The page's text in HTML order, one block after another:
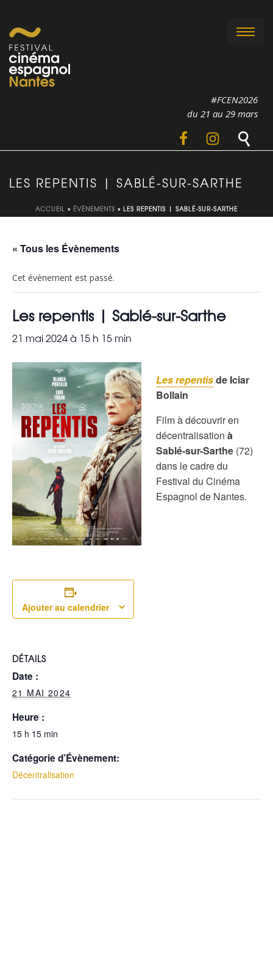
#FCEN2026
du 21 au 29 mars
LES REPENTIS | SABLÉ-SUR-SARTHE
ACCUEIL » ÉVÈNEMENTS » LES REPENTIS | SABLÉ-SUR-SARTHE
« Tous les Évènements
Cet évènement est passé.
Les repentis | Sablé-sur-Sarthe
21 mai 2024 à 15 h 15 min
Les repentisde Iciar
Bollain
Film à découvrir en
décentralisation à
Sablé-sur-Sarthe (72)
dans le cadre du
Festival du Cinéma
Espagnol de Nantes.
Ajouter au calendrier
DÉTAILS
Date :
21 MAI 2024
Heure :
15 h 15 min
Catégorie d’Évènement:
Décentralisation